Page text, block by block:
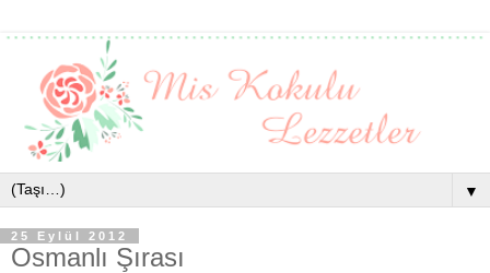
▼
25 Eylül 2012
Osmanlı Şırası